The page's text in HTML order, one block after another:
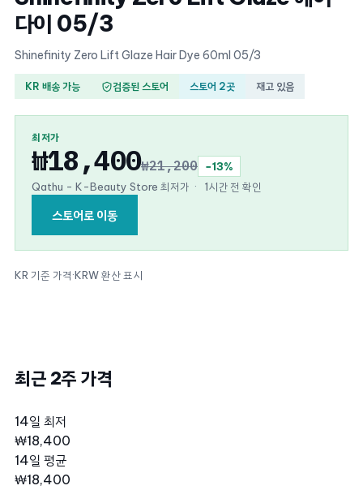
다이 05/3
Shinefinity Zero Lift Glaze Hair Dye 60ml 05/3
KR 배송 가능 검증된 스토어 스토어 2곳 재고 있음
최저가
₩18,400₩21,200
−13%
Qathu - K-Beauty Store 최저가 · 1시간 전 확인
스토어로 이동
KR 기준 가격·KRW 환산 표시
최근 2주 가격
14일 최저
₩18,400
14일 평균
₩18,400